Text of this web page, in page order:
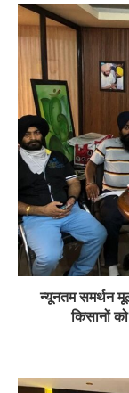
न्यूनतम समर्थन
किसानों